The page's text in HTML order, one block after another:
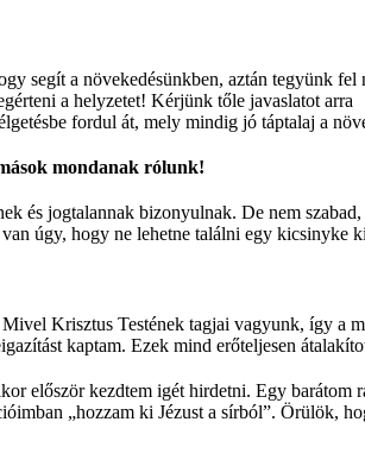
segít a növekedésünkben, aztán tegyünk fel
a helyzetet! Kérjünk tőle javaslatot arra
fordul át, mely mindig jó táptalaj a
mondanak rólunk!
és jogtalannak bizonyulnak. De nem
úgy, hogy ne lehetne találni egy kicsinyke
Krisztus Testének tagjai vagyunk, így a
kaptam. Ezek mind erőteljesen
először kezdtem igét hirdetni. Egy barátom
„hozzam ki Jézust a sírból”. Örülök,